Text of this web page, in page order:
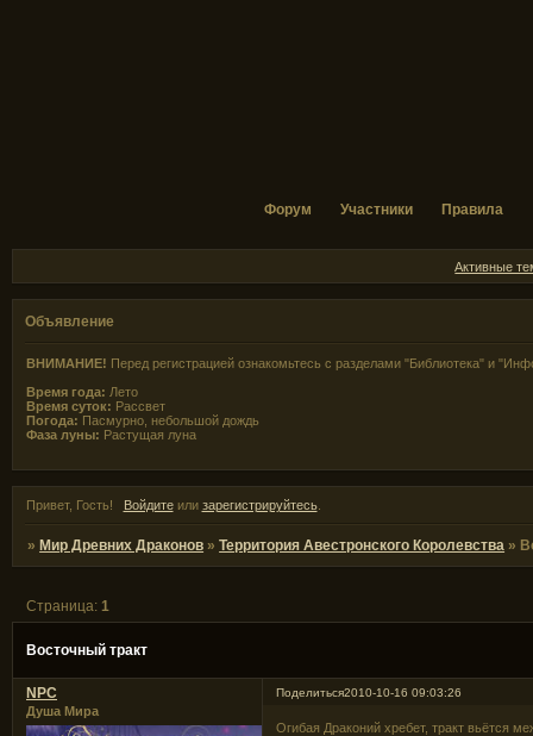
Форум Участники Правила
Активные
Объявление
ВНИМАНИЕ! Перед регистрацией ознакомьтесь с разделами "Библиотека" и
Время года: Лето
Время суток: Рассвет
Погода: Пасмурно, небольшой дождь
Фаза луны: Растущая луна
Привет, Гость! Войдитеили зарегистрируйтесь.
»Мир Древних Драконов »Территория Авестронского Королевства »
Восточный тракт
Страница:1
Поделиться2010-10-16 09:03:26
NPC
Душа Мира
Огибая Драконий хребет, тракт вьётся